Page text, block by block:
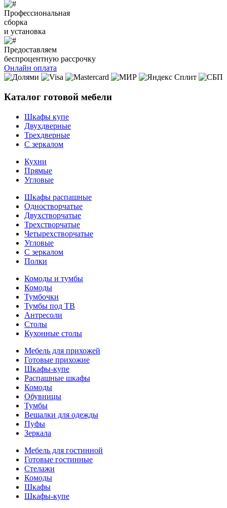
Профессиональная
сборка
и установка
Предоставляем
беспроцентную рассрочку
Онлайн оплата
Каталог готовой мебели
Шкафы купе
Двухдверные
Трехдверные
С зеркалом
Кухни
Прямые
Угловые
Шкафы распашные
Одностворчатые
Двухстворчатые
Трехстворчатые
Четырехстворчатые
Угловые
С зеркалом
Полки
Комоды и тумбы
Комоды
Тумбочки
Тумбы под ТВ
Антресоли
Столы
Кухонные столы
Мебель для прихожей
Готовые прихожие
Шкафы-купе
Распашные шкафы
Комоды
Обувницы
Тумбы
Вешалки для одежды
Пуфы
Зеркала
Мебель для гостинной
Готовые гостинные
Стелажи
Комоды
Шкафы
Шкафы-купе